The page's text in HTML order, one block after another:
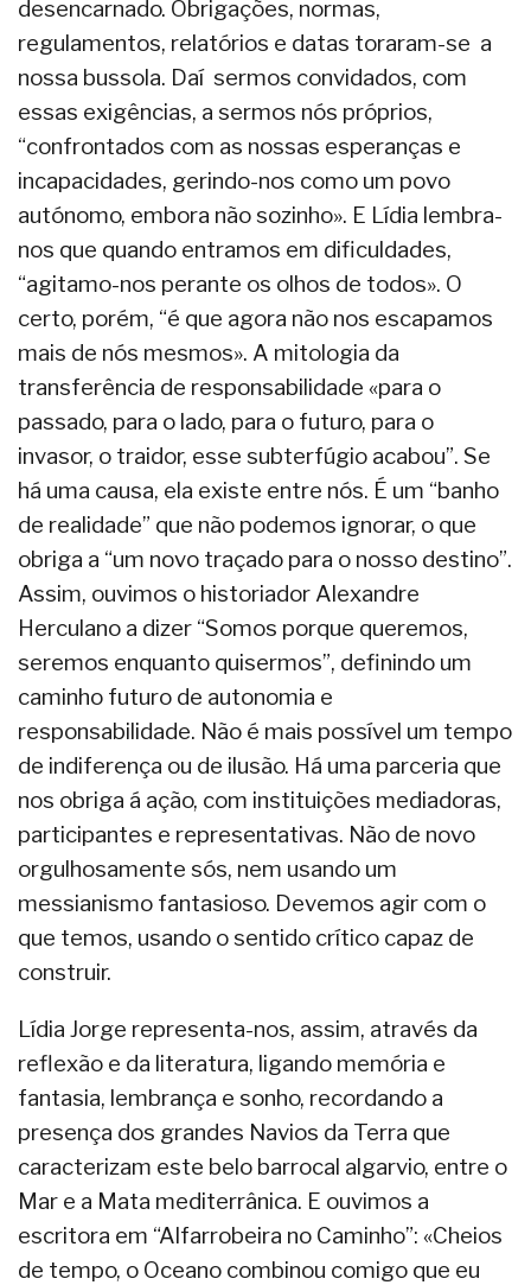
desencarnado. Obrigações, normas,
regulamentos, relatórios e datas toraram-se a
nossa bussola. Daí sermos convidados, com
essas exigências, a sermos nós próprios,
“confrontados com as nossas esperanças e
incapacidades, gerindo-nos como um povo
autónomo, embora não sozinho». E Lídia lembra-
nos que quando entramos em dificuldades,
“agitamo-nos perante os olhos de todos». O
certo, porém, “é que agora não nos escapamos
mais de nós mesmos». A mitologia da
transferência de responsabilidade «para o
passado, para o lado, para o futuro, para o
invasor, o traidor, esse subterfúgio acabou”. Se
há uma causa, ela existe entre nós. É um “banho
de realidade” que não podemos ignorar, o que
obriga a “um novo traçado para o nosso destino”.
Assim, ouvimos o historiador Alexandre
Herculano a dizer “Somos porque queremos,
seremos enquanto quisermos”, definindo um
caminho futuro de autonomia e
responsabilidade. Não é mais possível um tempo
de indiferença ou de ilusão. Há uma parceria que
nos obriga á ação, com instituições mediadoras,
participantes e representativas. Não de novo
orgulhosamente sós, nem usando um
messianismo fantasioso. Devemos agir com o
que temos, usando o sentido crítico capaz de
construir.
Lídia Jorge representa-nos, assim, através da
reflexão e da literatura, ligando memória e
fantasia, lembrança e sonho, recordando a
presença dos grandes Navios da Terra que
caracterizam este belo barrocal algarvio, entre o
Mar e a Mata mediterrânica. E ouvimos a
escritora em “Alfarrobeira no Caminho”: «Cheios
de tempo, o Oceano combinou comigo que eu